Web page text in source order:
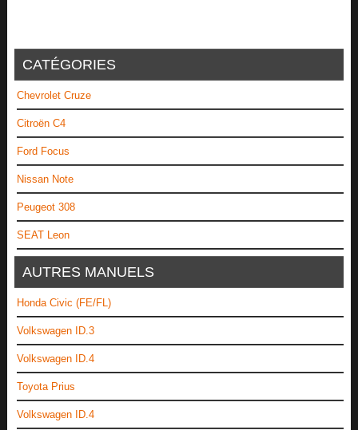
CATÉGORIES
Chevrolet Cruze
Citroën C4
Ford Focus
Nissan Note
Peugeot 308
SEAT Leon
AUTRES MANUELS
Honda Civic (FE/FL)
Volkswagen ID.3
Volkswagen ID.4
Toyota Prius
Volkswagen ID.4